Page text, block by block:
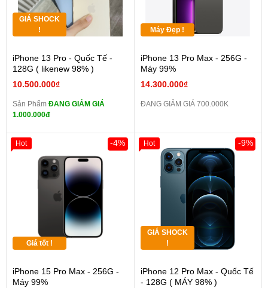
GIÁ SHOCK
!
iPhone 13 Pro - Quốc Tế -
128G ( likenew 98% )
10.500.000₫
Sản Phẩm ĐANG GIẢM GIÁ
1.000.000đ
Máy Đẹp !
iPhone 13 Pro Max - 256G -
Máy 99%
14.300.000₫
ĐANG GIẢM GIÁ 700.000K
Giá tốt !
iPhone 15 Pro Max - 256G -
Máy 99%
-4%
Hot
GIÁ SHOCK
!
iPhone 12 Pro Max - Quốc Tế
- 128G ( MÁY 98% )
-9%
Hot